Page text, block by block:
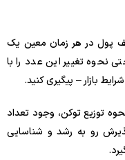
پول در هر زمان معین یک
نحوه تغییر این عدد را با
بازار – پیگیری کنید.
توزیع توکن، وجود تعداد
رو به رشد و شناسایی